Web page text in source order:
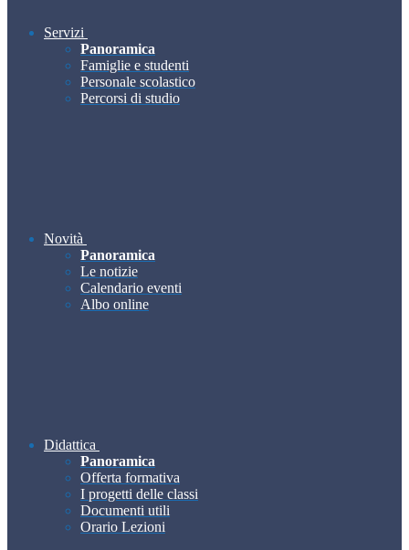
Servizi
Panoramica
Famiglie e studenti
Personale scolastico
Percorsi di studio
Novità
Panoramica
Le notizie
Calendario eventi
Albo online
Didattica
Panoramica
Offerta formativa
I progetti delle classi
Documenti utili
Orario Lezioni